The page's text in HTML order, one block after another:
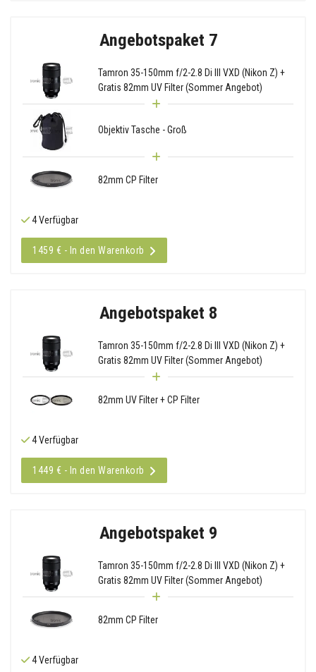
Angebotspaket 7
Tamron 35-150mm f/2-2.8 Di III VXD (Nikon Z) +
Gratis 82mm UV Filter (Sommer Angebot)
Objektiv Tasche - Groß
82mm CP Filter
4 Verfügbar
1459 € - In den Warenkorb
Angebotspaket 8
Tamron 35-150mm f/2-2.8 Di III VXD (Nikon Z) +
Gratis 82mm UV Filter (Sommer Angebot)
82mm UV Filter + CP Filter
4 Verfügbar
1449 € - In den Warenkorb
Angebotspaket 9
Tamron 35-150mm f/2-2.8 Di III VXD (Nikon Z) +
Gratis 82mm UV Filter (Sommer Angebot)
82mm CP Filter
4 Verfügbar